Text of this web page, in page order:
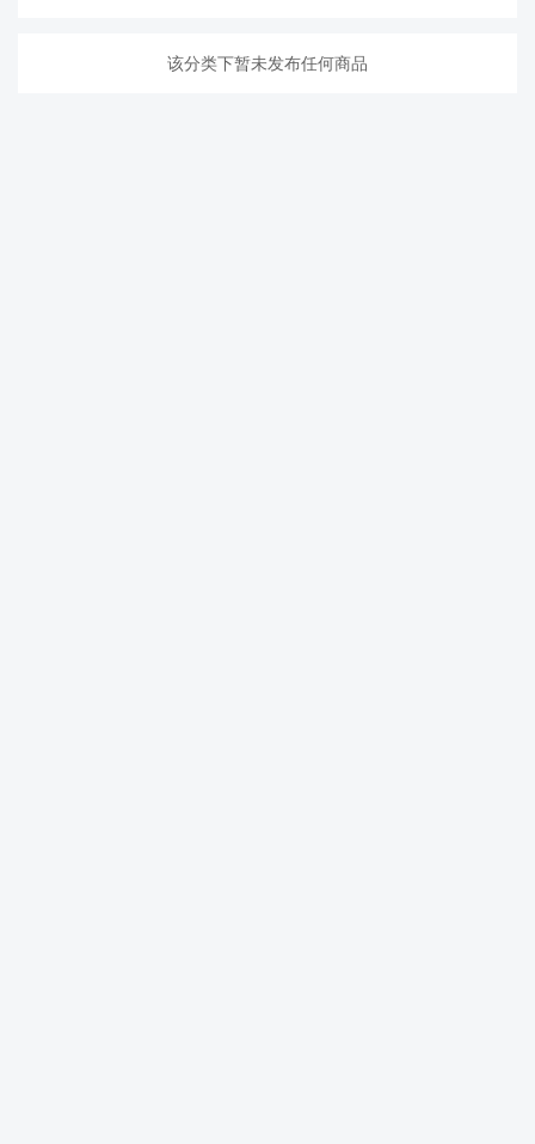
该分类下暂未发布任何商品